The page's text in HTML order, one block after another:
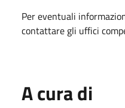
Per eventuali
contattare gli uffici
A cura di